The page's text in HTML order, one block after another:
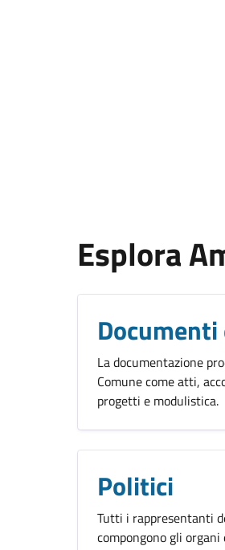
Esplora
La documentazione
Comune come atti,
progetti e modulistica.
Politici
Tutti i rappresentanti
compongono gli